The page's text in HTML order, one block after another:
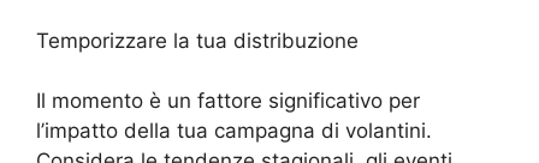
Temporizzare la tua distribuzione
Il momento è un fattore significativo per
l’impatto della tua campagna di volantini.